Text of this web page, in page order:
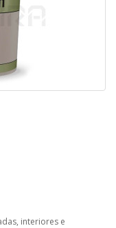
interiores e